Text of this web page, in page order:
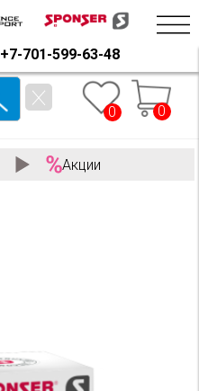
+7-701-599-63-48
0 0
Акции